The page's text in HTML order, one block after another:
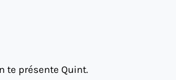
te présente Quint.